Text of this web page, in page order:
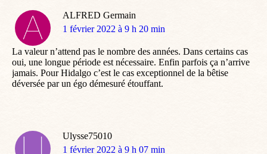
ALFRED Germain
dit
1 février 2022 à 9 h 20 min
La valeur n’attend pas le nombre des années. Dans certains cas
oui, une longue période est nécessaire. Enfin parfois ça n’arrive
jamais. Pour Hidalgo c’est le cas exceptionnel de la bêtise
déversée par un égo démesuré étouffant.
Ulysse75010
dit
1 février 2022 à 9 h 07 min